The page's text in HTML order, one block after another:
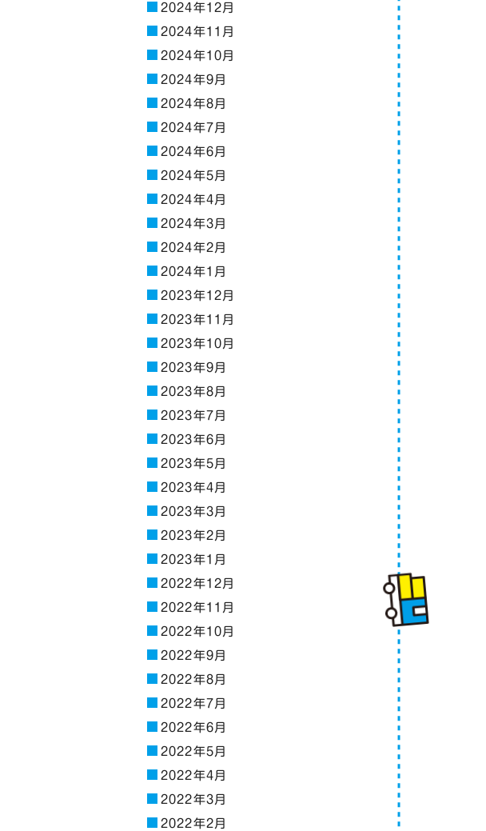
2024年12月
2024年11月
2024年10月
2024年9月
2024年8月
2024年7月
2024年6月
2024年5月
2024年4月
2024年3月
2024年2月
2024年1月
2023年12月
2023年11月
2023年10月
2023年9月
2023年8月
2023年7月
2023年6月
2023年5月
2023年4月
2023年3月
2023年2月
2023年1月
2022年12月
2022年11月
2022年10月
2022年9月
2022年8月
2022年7月
2022年6月
2022年5月
2022年4月
2022年3月
2022年2月